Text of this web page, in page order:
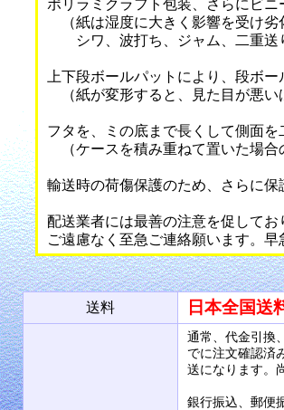
ポリラミクラフト包装、さらにビ
（紙は湿度に大きく影響を受け劣
シワ、波打ち、ジャム、二重送
上下段ボールパットにより、段ボ
（紙が変形すると、見た目が悪い
フタを、ミの底まで長くして側面
（ケースを積み重ねて置いた場合
輸送時の荷傷保護のため、さらに
配送業者には最善の注意を促して
ご遠慮なく至急ご連絡願います。
送料 日本全国
通常、代金引換
でに注文確認済
送になります。
銀行振込、郵便